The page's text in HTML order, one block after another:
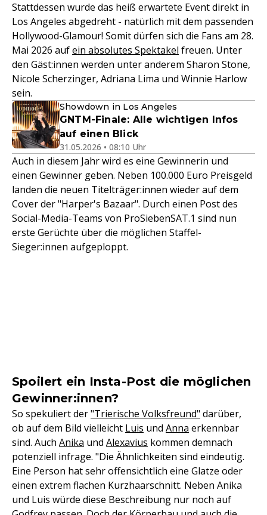
Stattdessen wurde das heiß erwartete Event direkt in
Los Angeles abgedreht - natürlich mit dem passenden
Hollywood-Glamour! Somit dürfen sich die Fans am 28.
Mai 2026 aufein absolutes Spektakel freuen. Unter
den Gäst:innen werden unter anderem Sharon Stone,
Nicole Scherzinger, Adriana Lima und Winnie Harlow
sein.
Showdown in Los Angeles
GNTM-Finale: Alle wichtigen Infos
auf einen Blick
31.05.2026 • 08:10 Uhr
Auch in diesem Jahr wird es eine Gewinnerin und
einen Gewinner geben. Neben 100.000 Euro Preisgeld
landen die neuen Titelträger:innen wieder auf dem
Cover der "Harper's Bazaar". Durch einen Post des
Social-Media-Teams von ProSiebenSAT.1 sind nun
erste Gerüchte über die möglichen Staffel-
Sieger:innen aufgeploppt.
Spoilert ein Insta-Post die möglichen
Gewinner:innen?
So spekuliert der"Trierische Volksfreund" darüber,
ob auf dem Bild vielleicht Luis und Anna erkennbar
sind. Auch Anika und Alexavius kommen demnach
potenziell infrage. "Die Ähnlichkeiten sind eindeutig.
Eine Person hat sehr offensichtlich eine Glatze oder
einen extrem flachen Kurzhaarschnitt. Neben Anika
und Luis würde diese Beschreibung nur noch auf